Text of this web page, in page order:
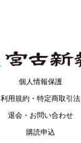
個人情報保護
利用規約・特定商取引法
退会・お問い合わせ
購読申込